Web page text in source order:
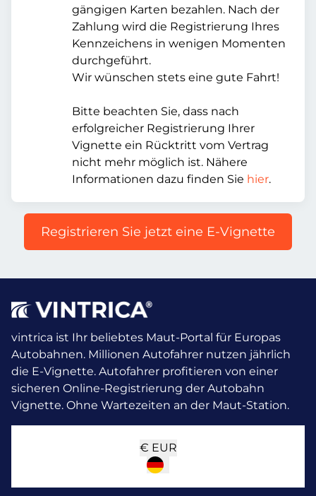
gängigen Karten bezahlen. Nach der
Zahlung wird die Registrierung Ihres
Kennzeichens in wenigen Momenten
durchgeführt.
Wir wünschen stets eine gute Fahrt!
Bitte beachten Sie, dass nach
erfolgreicher Registrierung Ihrer
Vignette ein Rücktritt vom Vertrag
nicht mehr möglich ist. Nähere
Informationen dazu finden Sie hier.
Registrieren Sie jetzt eine E-Vignette
vintrica ist Ihr beliebtes Maut-Portal für Europas
Autobahnen. Millionen Autofahrer nutzen jährlich
die E-Vignette. Autofahrer profitieren von einer
sicheren Online-Registrierung der Autobahn
Vignette. Ohne Wartezeiten an der Maut-Station.
€ EUR